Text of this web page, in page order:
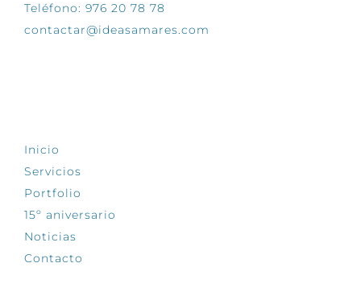
Teléfono: 976 20 78 78
contactar@ideasamares.com
Inicio
Servicios
Portfolio
15º aniversario
Noticias
Contacto